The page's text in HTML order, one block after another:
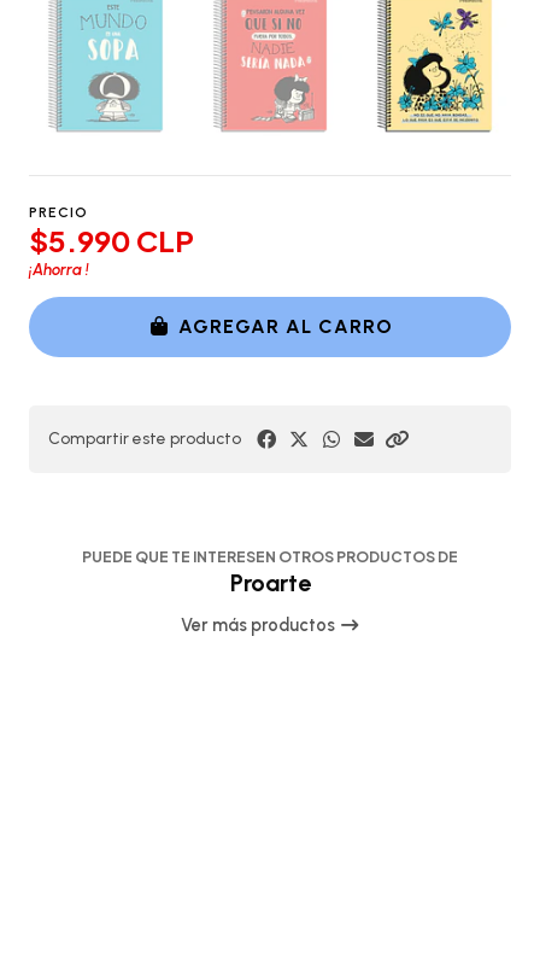
PRECIO
$5.990 CLP
¡Ahorra!
AGREGAR AL CARRO
Compartir este producto
PUEDE QUE TE INTERESEN OTROS PRODUCTOS DE
Proarte
Ver más productos